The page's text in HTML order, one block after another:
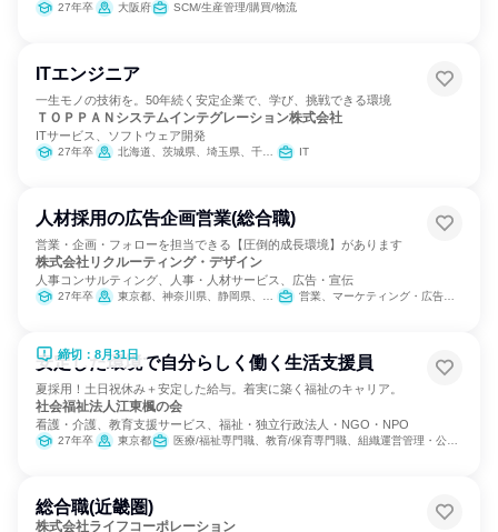
27年卒 大阪府 SCM/生産管理/購買/物流
ITエンジニア
一生モノの技術を。50年続く安定企業で、学び、挑戦できる環境
ＴＯＰＰＡＮシステムインテグレーション株式会社
ITサービス、ソフトウェア開発
27年卒 北海道、茨城県、埼玉県、千葉県、東京都、神奈川県、新潟県、岐阜県、静岡県、愛知県、京都府、大阪府、奈良県、岡山県、広島県、香川県、福岡県 IT
人材採用の広告企画営業(総合職)
営業・企画・フォローを担当できる【圧倒的成長環境】があります
株式会社リクルーティング・デザイン
人事コンサルティング、人事・人材サービス、広告・宣伝
27年卒 東京都、神奈川県、静岡県、愛知県、大阪府 営業、マーケティング・広告・宣伝
締切：8月31日
安定した環境で自分らしく働く生活支援員
夏採用！土日祝休み＋安定した給与。着実に築く福祉のキャリア。
社会福祉法人江東楓の会
看護・介護、教育支援サービス、福祉・独立行政法人・NGO・NPO
27年卒 東京都 医療/福祉専門職、教育/保育専門職、組織運営管理・公務員・事務系職種
総合職(近畿圏)
株式会社ライフコーポレーション